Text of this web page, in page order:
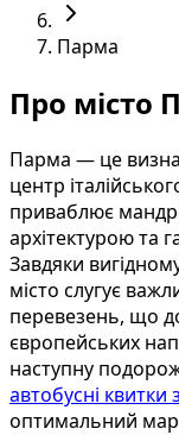
Парма
Про місто
Парма — це
центр
приваблює
архітектурою та
Завдяки
місто слугує
перевезень, що
європейських
наступну
автобусні квитки
оптимальний